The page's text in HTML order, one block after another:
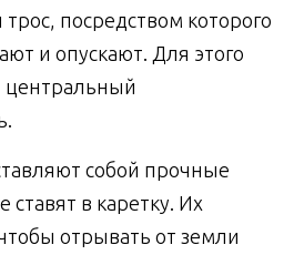
посредством которого
и опускают. Для этого
центральный
собой прочные
ставят в каретку. Их
отрывать от земли